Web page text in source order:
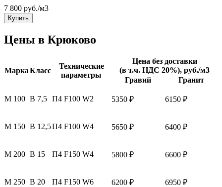
7 800 руб./м3
Купить
Цены в Крюково
МаркаКласс
Технические
параметры
Цена без доставки
(в т.ч. НДС 20%), руб./м3
Гравий
Гранит
M 100 B 7,5 П4 F100 W2 5350 ₽ 6150 ₽
М 150 B 12,5П4 F100 W4 5650 ₽ 6400 ₽
М 200 B 15 П4 F150 W4 5800 ₽ 6600 ₽
М 250 B 20 П4 F150 W6 6200 ₽ 6950 ₽